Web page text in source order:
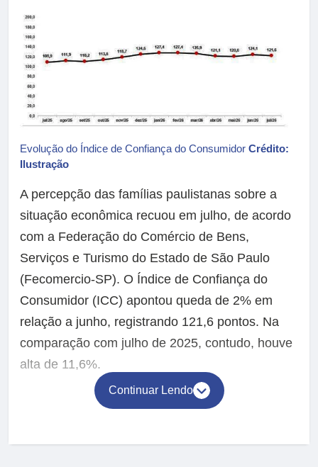
Evolução do Índice de Confiança do Consumidor Crédito:
Ilustração
A percepção das famílias paulistanas sobre a
situação econômica recuou em julho, de acordo
com a Federação do Comércio de Bens,
Serviços e Turismo do Estado de São Paulo
(Fecomercio-SP). O Índice de Confiança do
Consumidor (ICC) apontou queda de 2% em
relação a junho, registrando 121,6 pontos. Na
comparação com julho de 2025, contudo, houve
alta de 11,6%.
Continuar Lendo